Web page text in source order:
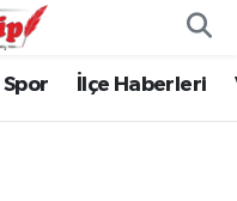
Spor İlçe Haberleri